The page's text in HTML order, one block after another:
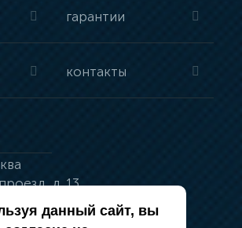
гарантии
контакты
д. 13
41-83
данный сайт, вы